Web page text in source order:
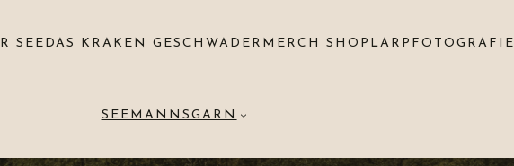
SEE DAS KRAKEN GESCHWADER MERCH SHOP LARPFOTOGRAFIE
SEEMANNSGARN